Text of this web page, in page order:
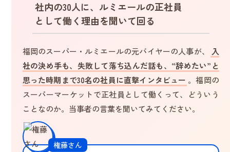
社内の30人に、ルミエールの正社員
として働く理由を聞いて回る
福岡のスーパー・ルミエールの元バイヤーの人事が、
入
社の決め手も、失敗して落ち込んだ話も、“辞めたい”と
思った時期まで30名の社員に直撃インタビュー 。福岡の
スーパーマーケットで正社員として働くって、どういう
ことなのか。当事者の言葉を聞いてみてください。
権藤さん